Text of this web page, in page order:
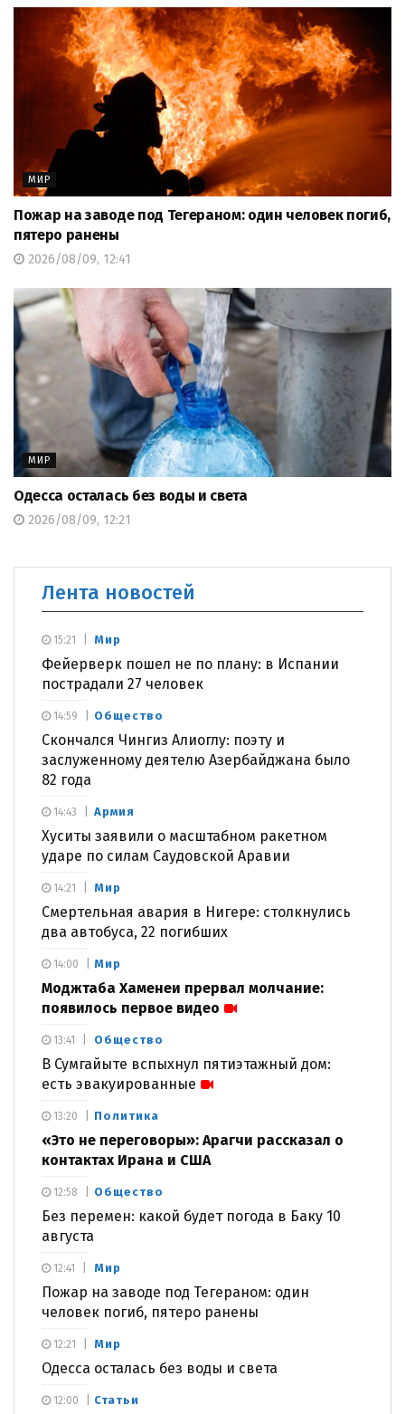
МИР
Пожар на заводе под Тегераном: один человек погиб,
пятеро ранены
2026/08/09, 12:41
МИР
Одесса осталась без воды и света
2026/08/09, 12:21
Лента новостей
Мир
Фейерверк пошел не по плану: в Испании
пострадали 27 человек
15:21
Общество
Скончался Чингиз Алиоглу: поэту и
заслуженному деятелю Азербайджана было
82 года
14:59
Армия
Хуситы заявили о масштабном ракетном
ударе по силам Саудовской Аравии
14:43
Мир
Смертельная авария в Нигере: столкнулись
два автобуса, 22 погибших
14:21
Мир
Моджтаба Хаменеи прервал молчание:
появилось первое видео
14:00
Общество
В Сумгайыте вспыхнул пятиэтажный дом:
есть эвакуированные
13:41
Политика
«Это не переговоры»: Арагчи рассказал о
контактах Ирана и США
13:20
Общество
Без перемен: какой будет погода в Баку 10
августа
12:58
Мир
Пожар на заводе под Тегераном: один
человек погиб, пятеро ранены
12:41
Мир
Одесса осталась без воды и света
12:21
Статьи
12:00